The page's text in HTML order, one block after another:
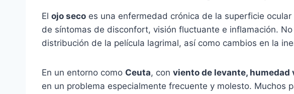
El ojo seco es una enfermedad crónica de la superficie
de síntomas de disconfort, visión fluctuante e inflamación.
distribución de la película lagrimal, así como cambios en la
En un entorno como Ceuta, con viento de levante,
en un problema especialmente frecuente y molesto. Muchos